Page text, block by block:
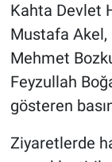
Kahta Devlet
Mustafa Akel,
Mehmet
Feyzullah
gösteren
Ziyaretlerde